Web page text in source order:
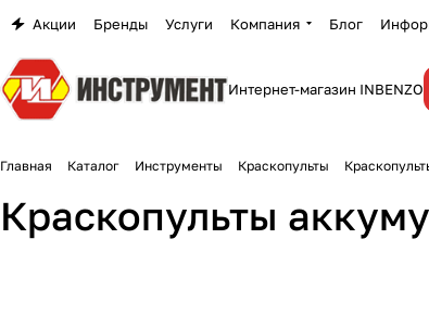
Акции Бренды Услуги Компания Блог
Интернет-магазин INBENZO
Главная Каталог Инструменты Краскопульты
Краскопульты